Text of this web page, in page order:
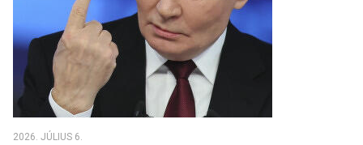
2026. JÚLIUS 6.